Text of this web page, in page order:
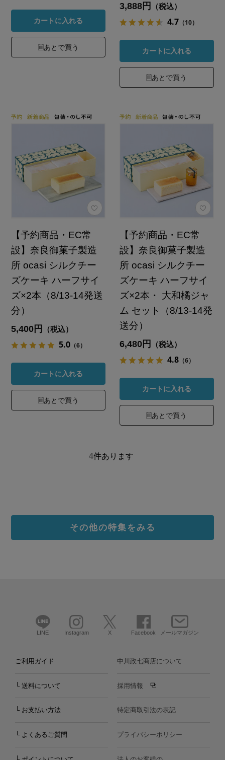
カートに入れる
あとで買う
3,888円 （税込）
4.7 （10）
カートに入れる
あとで買う
【予約商品・EC常
設】奈良御菓子製造
所 ocasi シルクチー
ズケーキ ハーフサイ
ズ×2本（8/13-14発送
分）
5,400円 （税込）
5.0 （6）
カートに入れる
あとで買う
【予約商品・EC常
設】奈良御菓子製造
所 ocasi シルクチー
ズケーキ ハーフサイ
ズ×2本・ 大和橘ジャ
ム セット（8/13-14発
送分）
6,480円 （税込）
4.8 （6）
カートに入れる
あとで買う
4件あります
その他の特集をみる
LINE Instagram X Facebook メールマガジン
ご利用ガイド
└ 送料について
└ お支払い方法
└ よくあるご質問
中川政七商店について
採用情報
特定商取引法の表記
プライバシーポリシー